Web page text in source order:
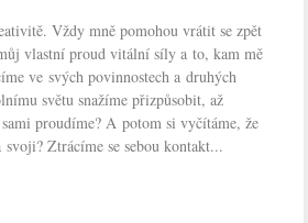
Vždy mně pomohou vrátit se zpět
vlastní proud vitální síly a to, kam mě
ve svých povinnostech a druhých
světu snažíme přizpůsobit, až
proudíme? A potom si vyčítáme, že
Ztrácíme se sebou kontakt...